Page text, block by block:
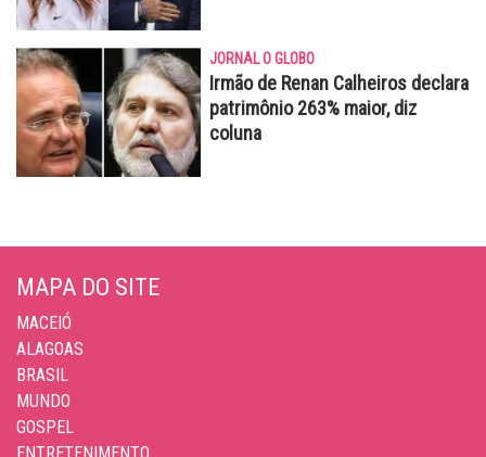
JORNAL O GLOBO
Irmão de Renan Calheiros declara
patrimônio 263% maior, diz
coluna
MAPA DO SITE
MACEIÓ
ALAGOAS
BRASIL
MUNDO
GOSPEL